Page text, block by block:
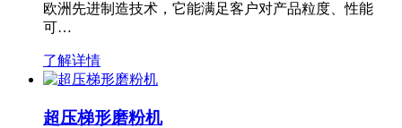
欧洲先进制造技术，它能满足客户对产品粒度、性能
可…
了解详情
超压梯形磨粉机